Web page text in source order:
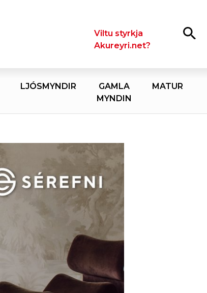
LeitaViltu styrkja
Akureyri.net?
LJÓSMYNDIR
GAMLA
MYNDIN
MATUR